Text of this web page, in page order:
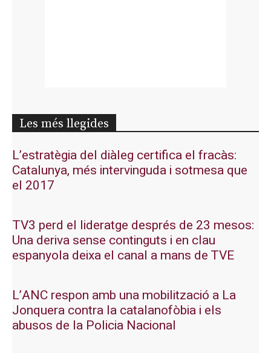
Les més llegides
L’estratègia del diàleg certifica el fracàs:
Catalunya, més intervinguda i sotmesa que
el 2017
TV3 perd el lideratge després de 23 mesos:
Una deriva sense continguts i en clau
espanyola deixa el canal a mans de TVE
L’ANC respon amb una mobilització a La
Jonquera contra la catalanofòbia i els
abusos de la Policia Nacional